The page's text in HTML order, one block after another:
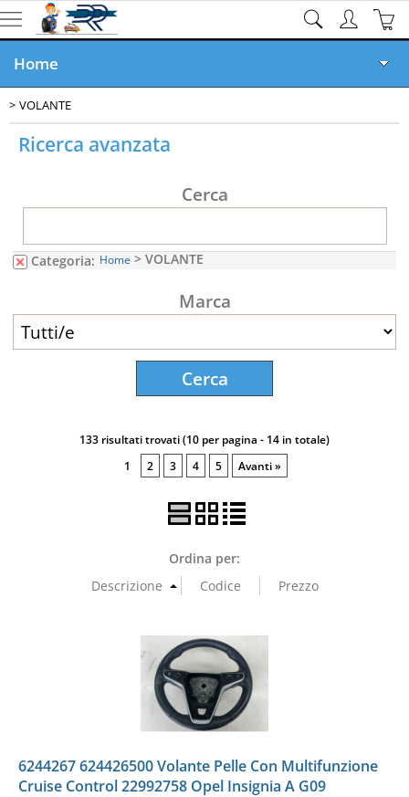
Home
Ricambi online
Veicoli Demoliti
Veicoli in Vendita
Rottamazione GRATIS
VOLANTE
Ricerca avanzata
Cerca
Categoria: Home > VOLANTE
Marca
133 risultati trovati (10 per pagina - 14 in totale)
1
2 3 4 5 Avanti »
Ordina per:
6244267 624426500 Volante Pelle Con Multifunzione
Cruise Control 22992758 Opel Insignia A G09